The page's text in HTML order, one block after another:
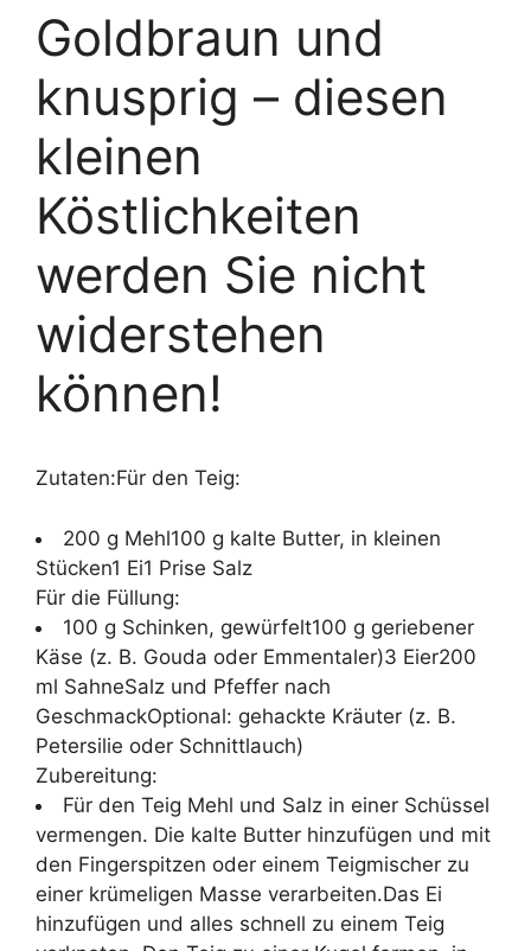
Goldbraun und
knusprig – diesen
kleinen
Köstlichkeiten
werden Sie nicht
widerstehen
können!
Zutaten:Für den Teig:
200 g Mehl100 g kalte Butter, in kleinen
Stücken1 Ei1 Prise Salz
Für die Füllung:
100 g Schinken, gewürfelt100 g geriebener
Käse (z. B. Gouda oder Emmentaler)3 Eier200
ml SahneSalz und Pfeffer nach
GeschmackOptional: gehackte Kräuter (z. B.
Petersilie oder Schnittlauch)
Zubereitung:
Für den Teig Mehl und Salz in einer Schüssel
vermengen. Die kalte Butter hinzufügen und mit
den Fingerspitzen oder einem Teigmischer zu
einer krümeligen Masse verarbeiten.Das Ei
hinzufügen und alles schnell zu einem Teig